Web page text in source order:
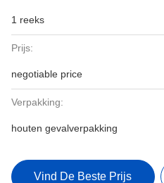
1 reeks
Prijs:
negotiable price
Verpakking:
houten gevalverpakking
Vind De Beste Prijs